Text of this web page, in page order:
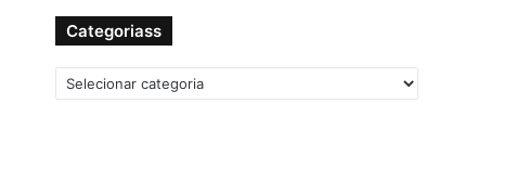
Categoriass
Categoriass